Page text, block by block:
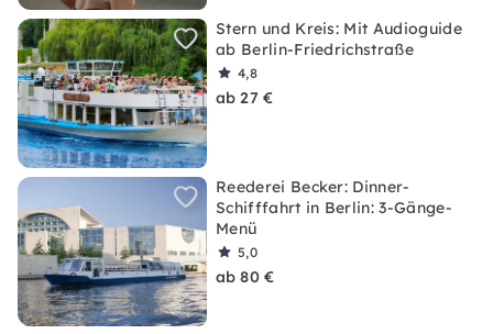
Stern und Kreis: Mit Audioguide
ab Berlin-Friedrichstraße
4,8
ab 27 €
Reederei Becker: Dinner-
Schifffahrt in Berlin: 3-Gänge-
Menü
5,0
ab 80 €